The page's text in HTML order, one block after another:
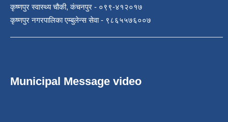
कृष्णपुर स्वास्थ्य चौकी, कंचनपुर - ०९९-४१२०१७
कृष्णपुर नगरपालिका एम्बुलेन्स सेवा - ९८६५५७६००७
Municipal Message video